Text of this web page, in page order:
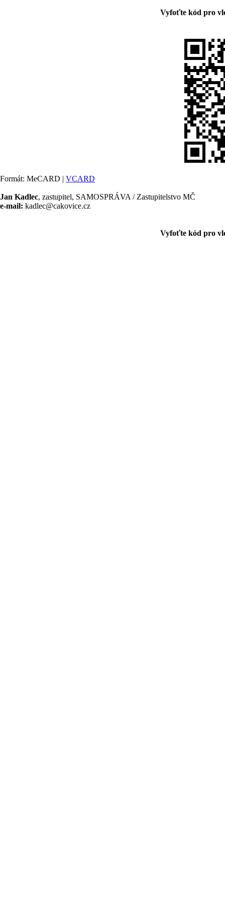
Vyfoťte kód pro
Formát: MeCARD | VCARD
Jan Kadlec, zastupitel, SAMOSPRÁVA / Zastupitelstvo MČ
e-mail: kadlec@cakovice.cz
Vyfoťte kód pro